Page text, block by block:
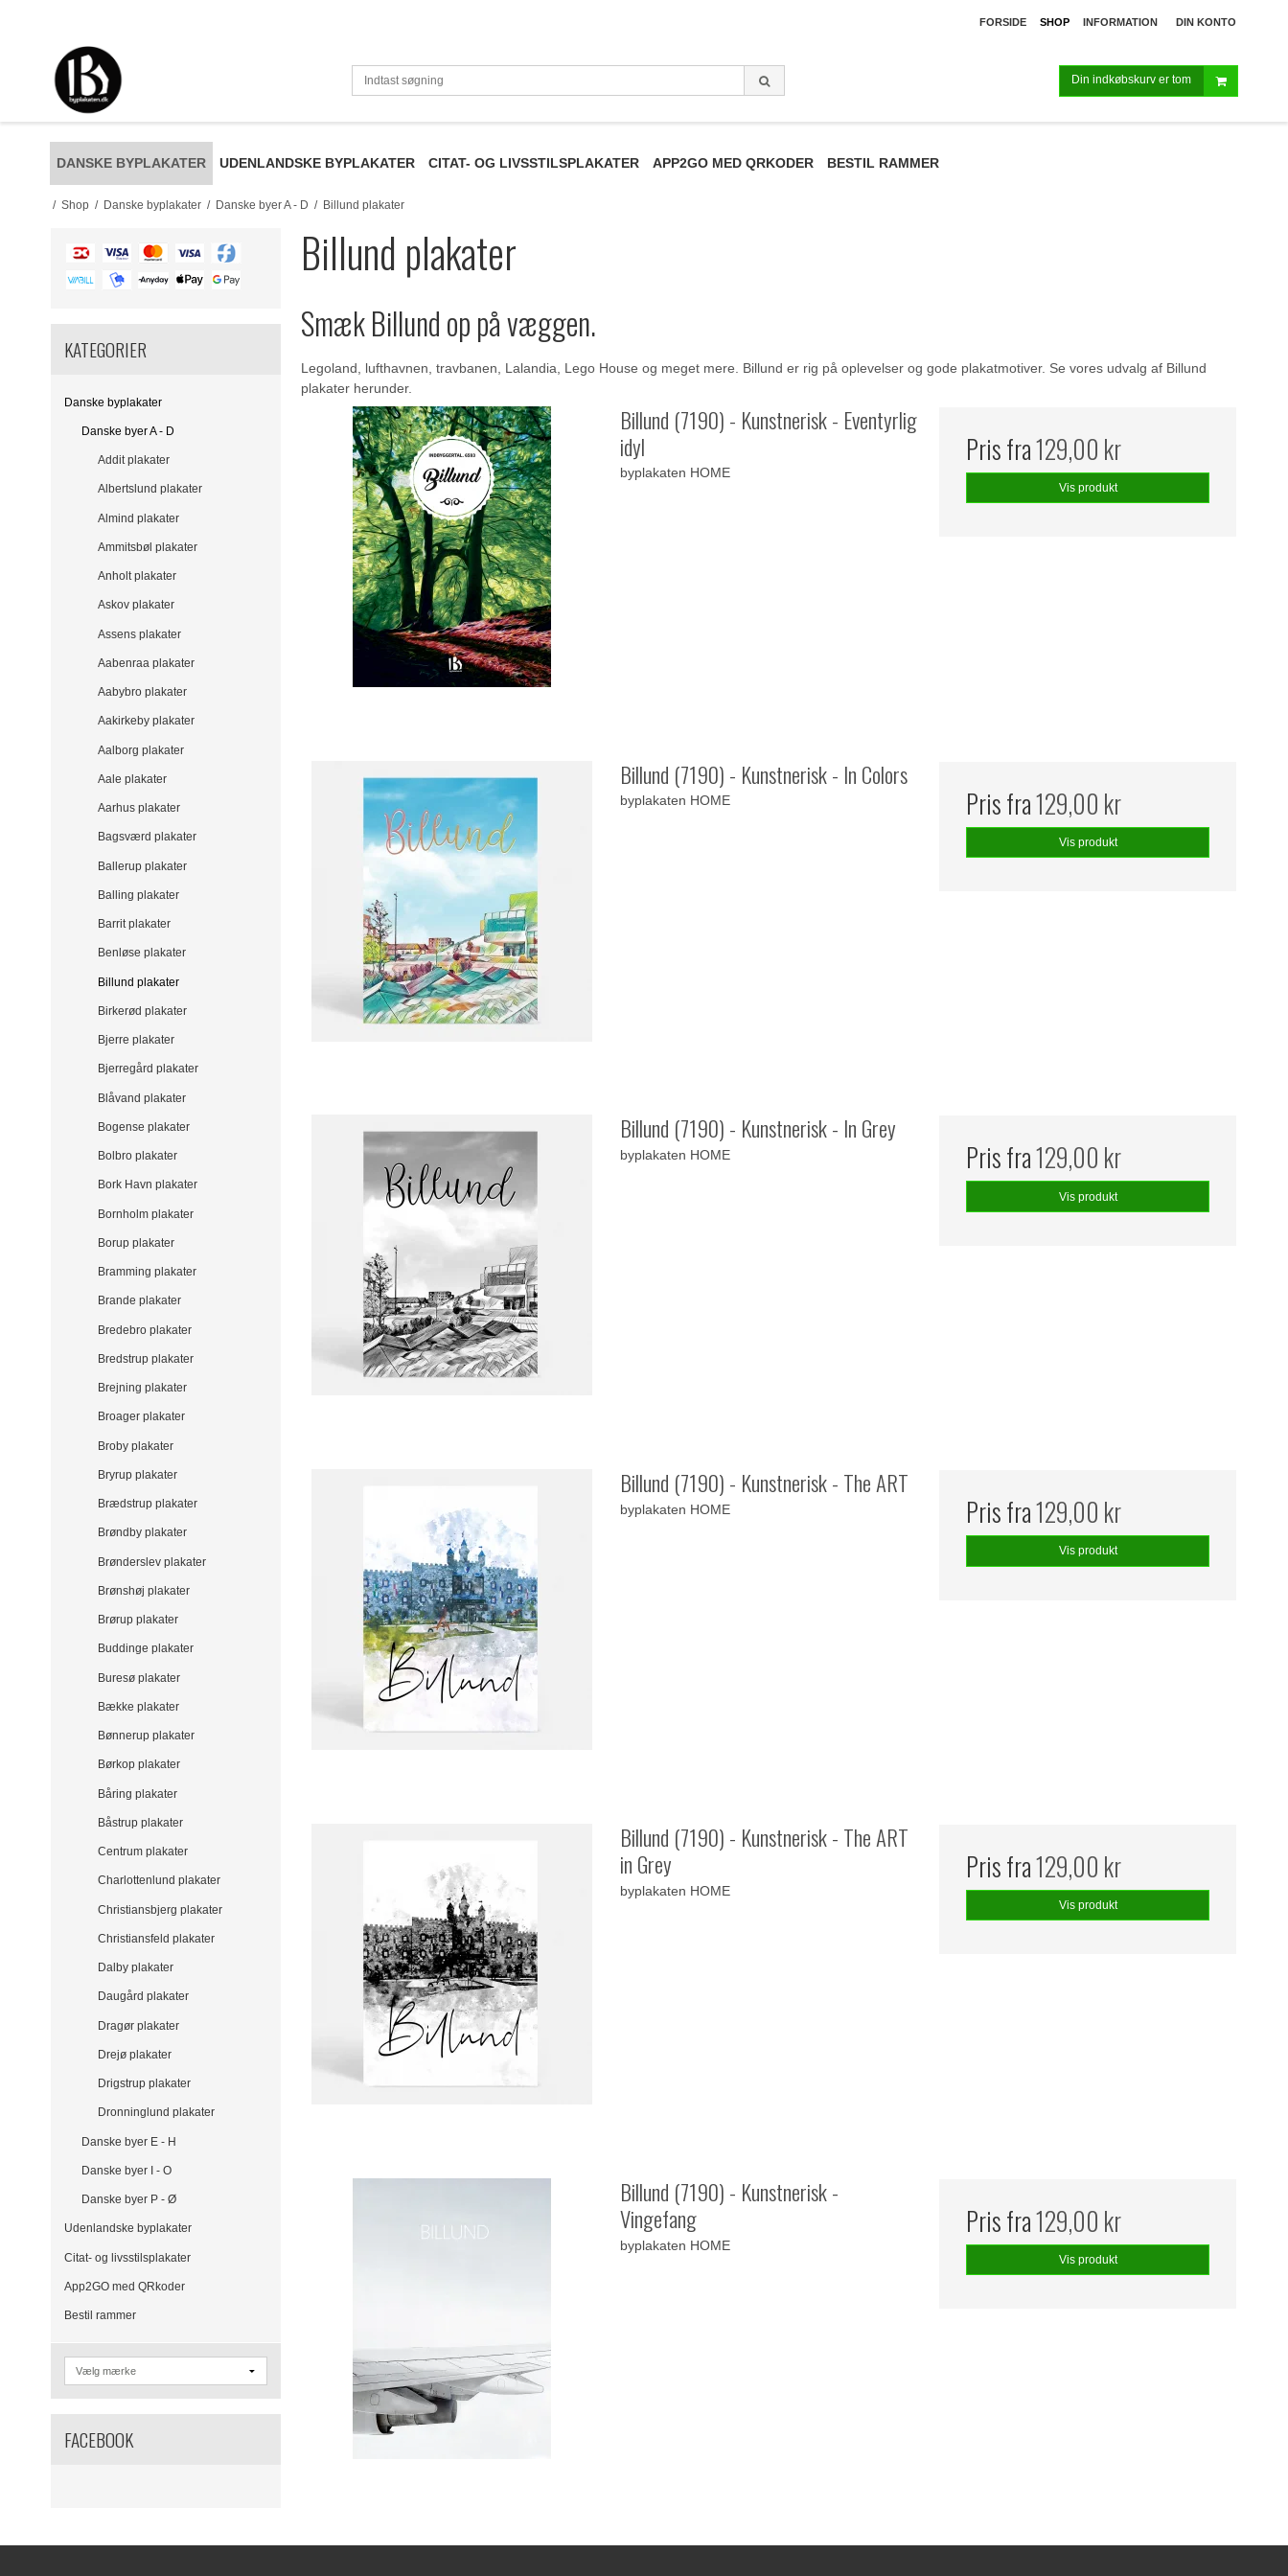
FORSIDE SHOP INFORMATION DIN KONTO
Din indkøbskurv er tom
DANSKE BYPLAKATER UDENLANDSKE BYPLAKATER CITAT- OG LIVSSTILSPLAKATER APP2GO MED QRKODER BESTIL RAMMER
/ Shop / Danske byplakater / Danske byer A - D / Billund plakater
KATEGORIER
Danske byplakater
Danske byer A - D
Addit plakater
Albertslund plakater
Almind plakater
Ammitsbøl plakater
Anholt plakater
Askov plakater
Assens plakater
Aabenraa plakater
Aabybro plakater
Aakirkeby plakater
Aalborg plakater
Aale plakater
Aarhus plakater
Bagsværd plakater
Ballerup plakater
Balling plakater
Barrit plakater
Benløse plakater
Billund plakater
Birkerød plakater
Bjerre plakater
Bjerregård plakater
Blåvand plakater
Bogense plakater
Bolbro plakater
Bork Havn plakater
Bornholm plakater
Borup plakater
Bramming plakater
Brande plakater
Bredebro plakater
Bredstrup plakater
Brejning plakater
Broager plakater
Broby plakater
Bryrup plakater
Brædstrup plakater
Brøndby plakater
Brønderslev plakater
Brønshøj plakater
Brørup plakater
Buddinge plakater
Buresø plakater
Bække plakater
Bønnerup plakater
Børkop plakater
Båring plakater
Båstrup plakater
Centrum plakater
Charlottenlund plakater
Christiansbjerg plakater
Christiansfeld plakater
Dalby plakater
Daugård plakater
Dragør plakater
Drejø plakater
Drigstrup plakater
Dronninglund plakater
Danske byer E - H
Danske byer I - O
Danske byer P - Ø
Udenlandske byplakater
Citat- og livsstilsplakater
App2GO med QRkoder
Bestil rammer
FACEBOOK
Billund plakater
Smæk Billund op på væggen.
Legoland, lufthavnen, travbanen, Lalandia, Lego House og meget mere. Billund er rig på oplevelser og gode plakatmotiver. Se vores udvalg af Billund
plakater herunder.
Billund (7190) - Kunstnerisk - Eventyrlig
idyl
byplakaten HOME
Pris fra129,00 kr
Vis produkt
Billund (7190) - Kunstnerisk - In Colors
byplakaten HOME Pris fra129,00 kr
Vis produkt
Billund (7190) - Kunstnerisk - In Grey
byplakaten HOME Pris fra129,00 kr
Vis produkt
Billund (7190) - Kunstnerisk - The ART
byplakaten HOME Pris fra129,00 kr
Vis produkt
Billund (7190) - Kunstnerisk - The ART
in Grey
byplakaten HOME
Pris fra129,00 kr
Vis produkt
Billund (7190) - Kunstnerisk -
Vingefang
byplakaten HOME
Pris fra129,00 kr
Vis produkt